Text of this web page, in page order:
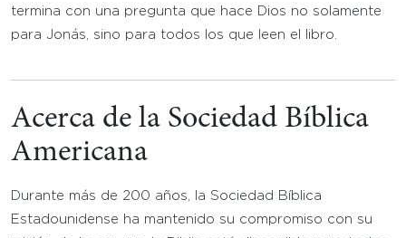
termina con una pregunta que hace Dios no solamente
para Jonás, sino para todos los que leen el libro.
Acerca de la Sociedad Bíblica
Americana
Durante más de 200 años, la Sociedad Bíblica
Estadounidense ha mantenido su compromiso con su